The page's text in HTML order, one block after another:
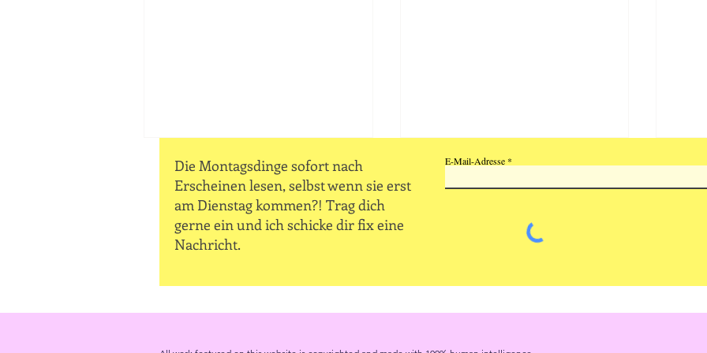
11.5.2026
13.4.2026
Was
Die Montagsdinge sofort nach
Erscheinen lesen, selbst wenn sie erst
am Dienstag kommen?! Trag dich
gerne ein und ich schicke dir fix eine
Nachricht.
E-Mail-Adresse